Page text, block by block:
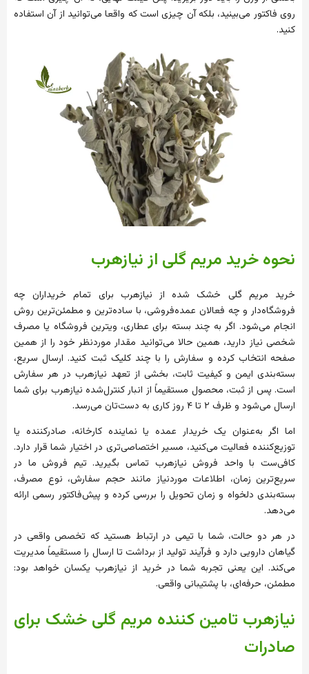
روی فاکتور می‌بینید، بلکه آن چیزی است که واقعا می‌توانید از آن استفاده
کنید.
نحوه خرید مریم گلی از نیازهرب
خرید مریم گلی خشک شده از نیازهرب برای تمام خریداران چه
فروشگاه‌دار و چه فعالان عمده‌فروشی، با ساده‌ترین و مطمئن‌ترین روش
انجام می‌شود. اگر به چند بسته برای عطاری، ویترین فروشگاه یا مصرف
شخصی نیاز دارید، همین حالا می‌توانید مقدار موردنظر خود را از همین
صفحه انتخاب کرده و سفارش را با چند کلیک ثبت کنید. ارسال سریع،
بسته‌بندی ایمن و کیفیت ثابت، بخشی از تعهد نیازهرب در هر سفارش
است. پس از ثبت، محصول مستقیماً از انبار کنترل‌شده نیازهرب برای شما
ارسال می‌شود و ظرف ۲ تا ۴ روز کاری به دست‌تان می‌رسد.
اما اگر به‌عنوان یک خریدار عمده یا نماینده کارخانه، صادرکننده یا
توزیع‌کننده فعالیت می‌کنید، مسیر اختصاصی‌تری در اختیار شما قرار دارد.
کافی‌ست با واحد فروش نیازهرب تماس بگیرید. تیم فروش ما در
سریع‌ترین زمان، اطلاعات موردنیاز مانند حجم سفارش، نوع مصرف،
بسته‌بندی دلخواه و زمان تحویل را بررسی کرده و پیش‌فاکتور رسمی ارائه
می‌دهد.
در هر دو حالت، شما با تیمی در ارتباط هستید که تخصص واقعی در
گیاهان دارویی دارد و فرآیند تولید از برداشت تا ارسال را مستقیماً مدیریت
می‌کند. این یعنی تجربه شما در خرید از نیازهرب یکسان خواهد بود:
مطمئن، حرفه‌ای، با پشتیبانی واقعی.
نیازهرب تامین کننده مریم گلی خشک برای
صادرات